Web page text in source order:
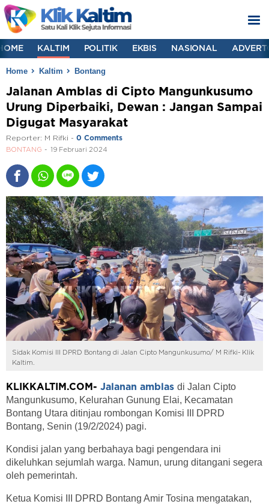
KALTIM POLITIK EKBIS NASIONAL
Home Kaltim Bontang
Jalanan Amblas di Cipto Mangunkusumo
Urung Diperbaiki, Dewan : Jangan Sampai
Digugat Masyarakat
Reporter: M Rifki - 0 Comments
BONTANG 19 Februari 2024
Sidak Komisi III DPRD Bontang di Jalan Cipto Mangunkusumo/ M Rifki- Klik
Kaltim.
KLIKKALTIM.COM- Jalanan amblas di Jalan Cipto
Mangunkusumo, Kelurahan Gunung Elai, Kecamatan
Bontang Utara ditinjau rombongan Komisi III DPRD
Bontang, Senin (19/2/2024) pagi.
Kondisi jalan yang berbahaya bagi pengendara ini
dikeluhkan sejumlah warga. Namun, urung ditangani segera
oleh pemerintah.
Ketua Komisi III DPRD Bontang Amir Tosina mengatakan,